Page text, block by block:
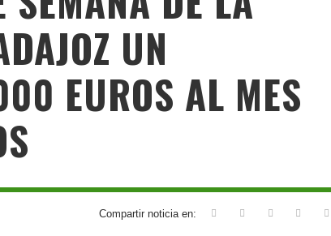
UN
EUROS AL MES
Compartir noticia en: